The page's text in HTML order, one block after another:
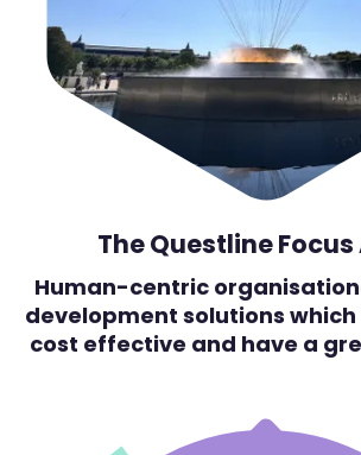
The Questline
Human-centric
development solutions
cost effective and have a